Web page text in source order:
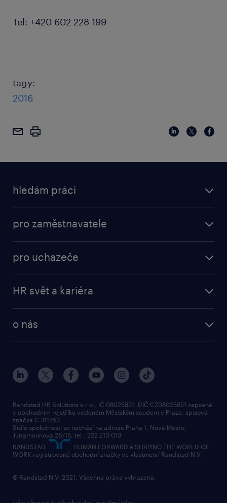
Tel: +420 602 228 199
tagy:
2016
hledám práci
pro zaměstnavatele
pro uchazeče
HR svět a kariéra
o nás
Randstad HR Solutions s.r.o., IČ 08025851, DIČ CZ08025851 zapsaná
v obchodním rejstříku vedeném Městským soudem v Praze, spisová
značka C 311763.
Sídlo společnosti se nachází na adrese Praha 1, Nové Město,
Jungmannova 26/15, tel.: 222 210 013
RANDSTAD,
, HUMAN FORWARD a SHAPING THE WORLD OF
WORK registrované obchodní značky ve vlastnictví Randstad N.V.
© Randstad N.V. 2021. Všechna práva vyhrazena.